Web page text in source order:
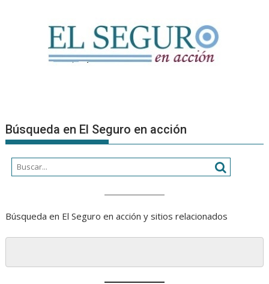
Búsqueda en El Seguro en acción
Búsqueda en El Seguro en acción y sitios relacionados